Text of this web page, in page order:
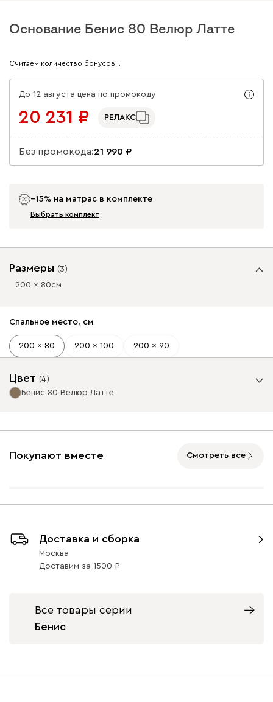
Основание Бенис 80 Велюр Латте
Считаем количество бонусов…
До 12 августа цена по промокоду
20 231 РЕЛАКС
Без промокода:21 990
−15% на матрас в комплекте
Выбрать комплект
Размеры (3)
200 x 80см
Спальное место, см
200 x 80 200 x 100 200 x 90
Цвет (4)
Бенис 80 Велюр Латте
21 990
Покупают вместе Смотреть все
Доставка и сборка
Москва
Доставим за 1500
Все товары серии
Бенис